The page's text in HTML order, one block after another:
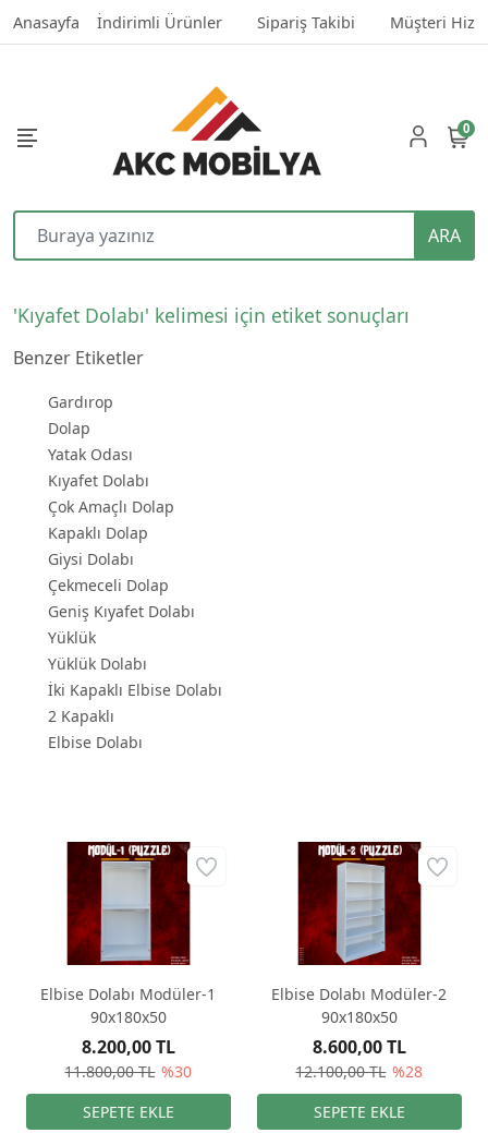
Anasayfa İndirimli Ürünler Sipariş Takibi Müşteri
ARA
0
'Kıyafet Dolabı' kelimesi için etiket sonuçları
Benzer Etiketler
Gardırop
Dolap
Yatak Odası
Kıyafet Dolabı
Çok Amaçlı Dolap
Kapaklı Dolap
Giysi Dolabı
Çekmeceli Dolap
Geniş Kıyafet Dolabı
Yüklük
Yüklük Dolabı
İki Kapaklı Elbise Dolabı
2 Kapaklı
Elbise Dolabı
Elbise Dolabı Modüler-1
90x180x50
11.800,00 TL %30
8.200,00 TL
Elbise Dolabı Modüler-2
90x180x50
12.100,00 TL %28
8.600,00 TL